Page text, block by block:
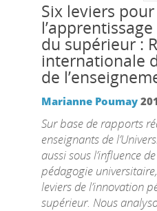
Six leviers
du supérieur :
internationale
de
Marianne Poumay
Sur base de rapports
enseignants de
aussi sous l’influence
pédagogie
leviers de l’innovation
supérieur. Nous